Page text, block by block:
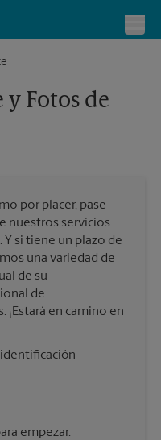
y Fotos de
por placer, pase
nuestros servicios
si tiene un plazo de
una variedad de
de su
de
¡Estará en camino en
identificación
empezar.